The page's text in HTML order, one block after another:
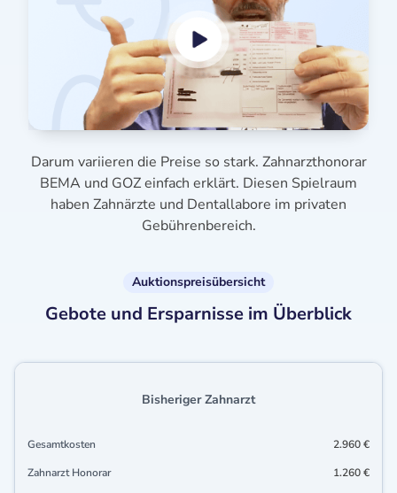
Darum variieren die Preise so stark. Zahnarzthonorar
BEMA und GOZ einfach erklärt. Diesen Spielraum
haben Zahnärzte und Dentallabore im privaten
Gebührenbereich.
Auktionspreisübersicht
Gebote und Ersparnisse im Überblick
Bisheriger Zahnarzt
Gesamtkosten
2.960 €
Zahnarzt Honorar
1.260 €